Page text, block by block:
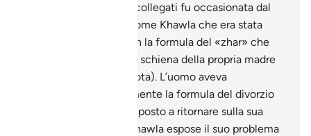
tre successivi ad esso collegati fu occasionata dal
caso di una donna di nome Khawla che era stata
ripudiata dal marito con la formula del «zhar» che
paragona la moglie alla schiena della propria madre
(vedi anche xxx, e la nota). L’uomo aveva
pronunciato pubblicamente la formula del divorzio
irrevocabile, ma era disposto a ritornare sulla sua
affrettata decisione. Khawla espose il suo problema